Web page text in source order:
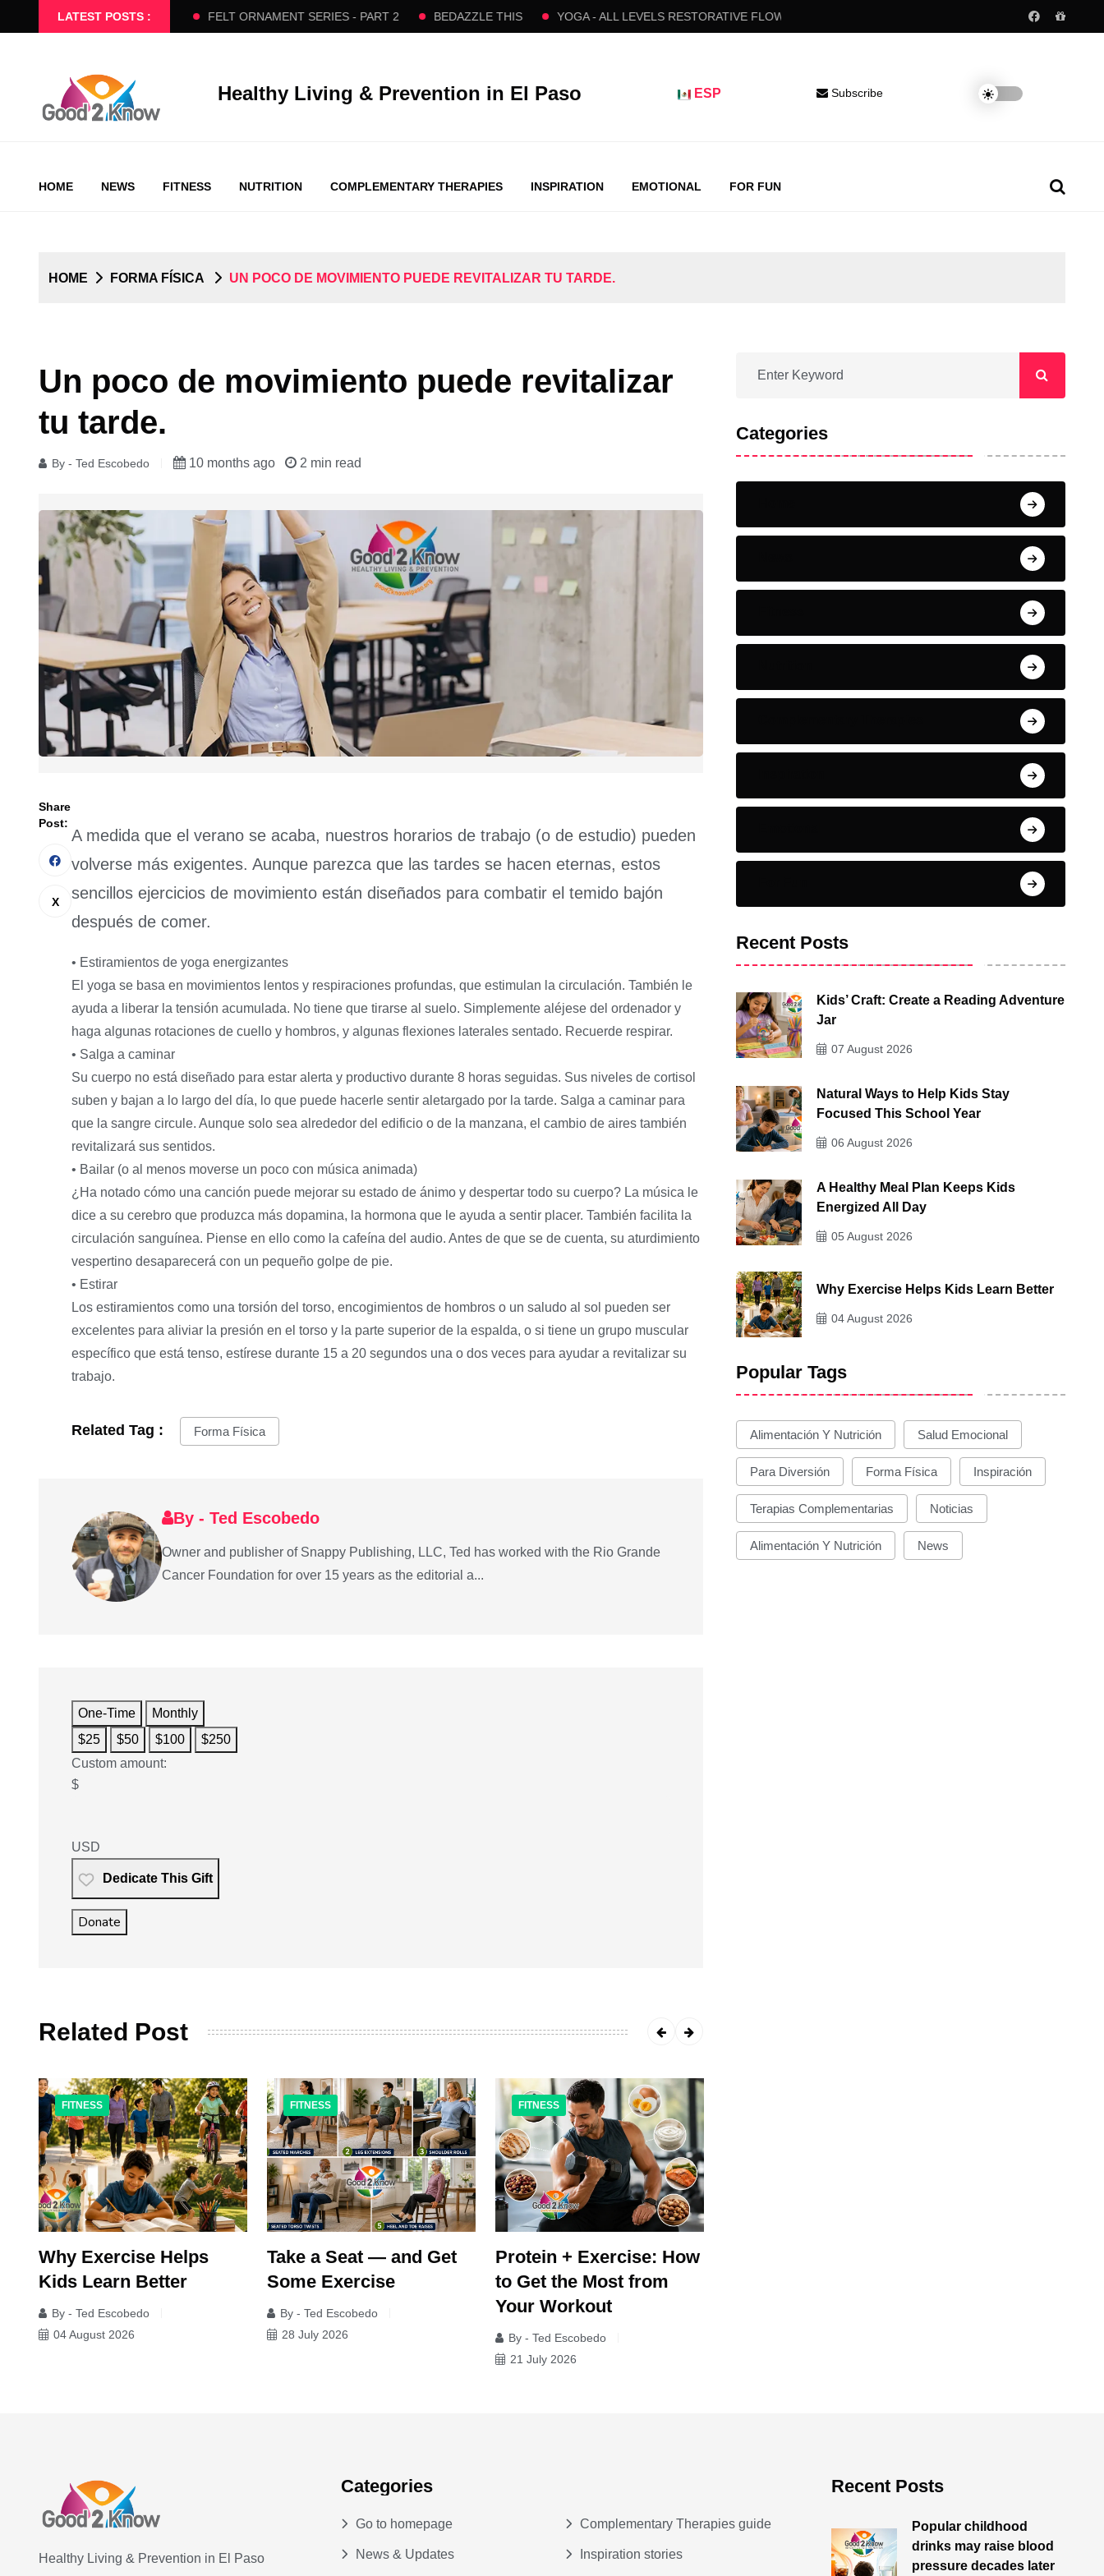
LATEST POSTS :
SLOW FLOW FELT ORNAMENT SERIES - PART 2 BEDAZZLE THIS YOGA - ALL LEVELS RESTORATIVE FLOW Popular childhood drinks may raise blood pressure decades
Healthy Living & Prevention in El Paso ESP Subscribe
HOME NEWS FITNESS NUTRITION COMPLEMENTARY THERAPIES INSPIRATION EMOTIONAL FOR FUN
HOME FORMA FÍSICA UN POCO DE MOVIMIENTO PUEDE REVITALIZAR TU TARDE.
Un poco de movimiento puede revitalizar
tu tarde.
By - Ted Escobedo 10 months ago 2 min read
Share
Post:
A medida que el verano se acaba, nuestros horarios de trabajo (o de estudio) pueden
volverse más exigentes. Aunque parezca que las tardes se hacen eternas, estos
sencillos ejercicios de movimiento están diseñados para combatir el temido bajón
después de comer.
• Estiramientos de yoga energizantes
El yoga se basa en movimientos lentos y respiraciones profundas, que estimulan la circulación. También le
ayuda a liberar la tensión acumulada. No tiene que tirarse al suelo. Simplemente aléjese del ordenador y
haga algunas rotaciones de cuello y hombros, y algunas flexiones laterales sentado. Recuerde respirar.
• Salga a caminar
Su cuerpo no está diseñado para estar alerta y productivo durante 8 horas seguidas. Sus niveles de cortisol
suben y bajan a lo largo del día, lo que puede hacerle sentir aletargado por la tarde. Salga a caminar para
que la sangre circule. Aunque solo sea alrededor del edificio o de la manzana, el cambio de aires también
revitalizará sus sentidos.
• Bailar (o al menos moverse un poco con música animada)
¿Ha notado cómo una canción puede mejorar su estado de ánimo y despertar todo su cuerpo? La música le
dice a su cerebro que produzca más dopamina, la hormona que le ayuda a sentir placer. También facilita la
circulación sanguínea. Piense en ello como la cafeína del audio. Antes de que se de cuenta, su aturdimiento
vespertino desaparecerá con un pequeño golpe de pie.
• Estirar
Los estiramientos como una torsión del torso, encogimientos de hombros o un saludo al sol pueden ser
excelentes para aliviar la presión en el torso y la parte superior de la espalda, o si tiene un grupo muscular
específico que está tenso, estírese durante 15 a 20 segundos una o dos veces para ayudar a revitalizar su
trabajo.
Related Tag : Forma Física
By - Ted Escobedo
Owner and publisher of Snappy Publishing, LLC, Ted has worked with the Rio Grande
Cancer Foundation for over 15 years as the editorial a...
One-Time
Monthly
$25
$50 $100
$250
Custom amount:
$
USD
Dedicate This Gift
Donate
Related Post
FITNESS
Why Exercise Helps
Kids Learn Better
By - Ted Escobedo
04 August 2026
FITNESS
Take a Seat — and Get
Some Exercise
By - Ted Escobedo
28 July 2026
FITNESS
Protein + Exercise: How
to Get the Most from
Your Workout
By - Ted Escobedo
21 July 2026
Categories
Recent Posts
Kids’ Craft: Create a Reading Adventure
Jar
07 August 2026
Natural Ways to Help Kids Stay
Focused This School Year
06 August 2026
A Healthy Meal Plan Keeps Kids
Energized All Day
05 August 2026
Why Exercise Helps Kids Learn Better
04 August 2026
Popular Tags
Alimentación Y Nutrición Salud Emocional
Para Diversión Forma Física Inspiración
Terapias Complementarias Noticias
Alimentación Y Nutrición News
Healthy Living & Prevention in El Paso
Categories
Go to homepage
News & Updates
Complementary Therapies guide
Inspiration stories
Recent Posts
Popular childhood
drinks may raise blood
pressure decades later